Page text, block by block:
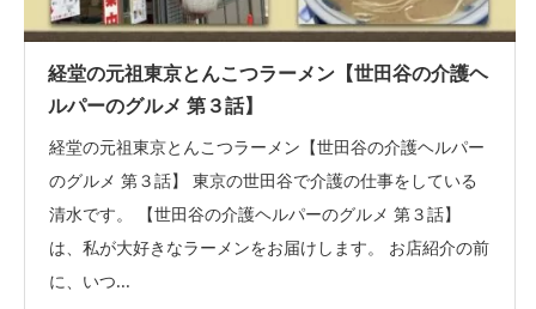
経堂の元祖東京とんこつラーメン【世田谷の介護ヘ
ルパーのグルメ 第３話】
経堂の元祖東京とんこつラーメン【世田谷の介護ヘルパー
のグルメ 第３話】 東京の世田谷で介護の仕事をしている
清水です。 【世田谷の介護ヘルパーのグルメ 第３話】
は、私が大好きなラーメンをお届けします。 お店紹介の前
に、いつ...